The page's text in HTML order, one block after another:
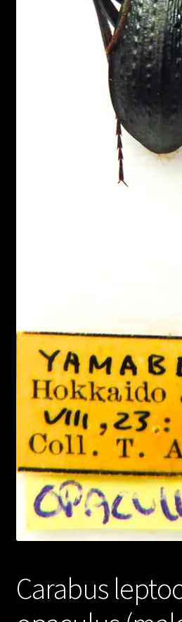
Carabus